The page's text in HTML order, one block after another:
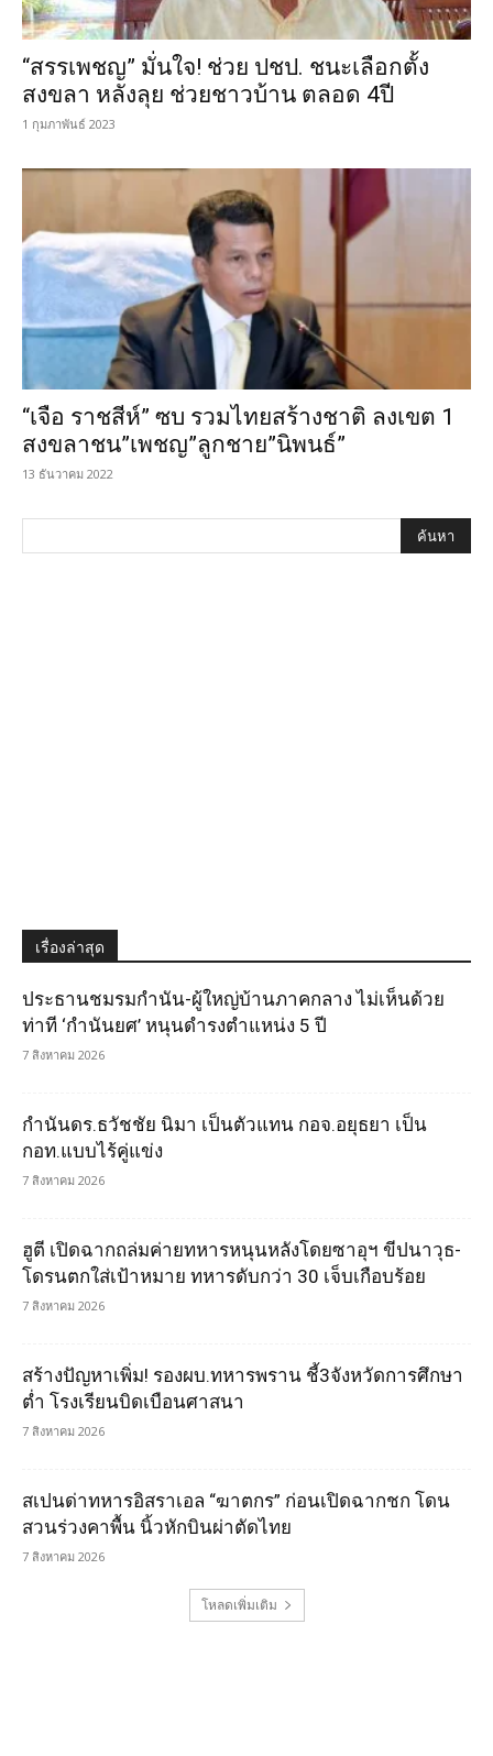
“สรรเพชญ” มั่นใจ! ช่วย ปชป. ชนะเลือกตั้ง
สงขลา หลังลุย ช่วยชาวบ้าน ตลอด 4ปี
1 กุมภาพันธ์ 2023
“เจือ ราชสีห์” ซบ รวมไทยสร้างชาติ ลงเขต 1
สงขลาชน”เพชญ”ลูกชาย”นิพนธ์”
13 ธันวาคม 2022
เรื่องล่าสุด
ประธานชมรมกำนัน-ผู้ใหญ่บ้านภาคกลาง ไม่เห็นด้วย
ท่าที ‘กำนันยศ’ หนุนดำรงตำแหน่ง 5 ปี
7 สิงหาคม 2026
กำนันดร.ธวัชชัย นิมา เป็นตัวแทน กอจ.อยุธยา เป็น
กอท.แบบไร้คู่แข่ง
7 สิงหาคม 2026
ฮูตี เปิดฉากถล่มค่ายทหารหนุนหลังโดยซาอุฯ ขีปนาวุธ-
โดรนตกใส่เป้าหมาย ทหารดับกว่า 30 เจ็บเกือบร้อย
7 สิงหาคม 2026
สร้างปัญหาเพิ่ม! รองผบ.ทหารพราน ชี้3จังหวัดการศึกษา
ต่ำ โรงเรียนบิดเบือนศาสนา
7 สิงหาคม 2026
สเปนด่าทหารอิสราเอล “ฆาตกร” ก่อนเปิดฉากชก โดน
สวนร่วงคาพื้น นิ้วหักบินผ่าตัดไทย
7 สิงหาคม 2026
โหลดเพิ่มเติม